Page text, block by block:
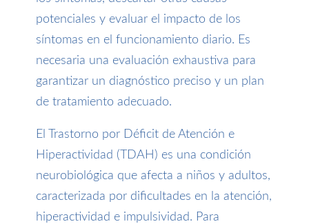
potenciales y evaluar el impacto de los
síntomas en el funcionamiento diario. Es
necesaria una evaluación exhaustiva para
garantizar un diagnóstico preciso y un plan
de tratamiento adecuado.
El Trastorno por Déficit de Atención e
Hiperactividad (TDAH) es una condición
neurobiológica que afecta a niños y adultos,
caracterizada por dificultades en la atención,
hiperactividad e impulsividad. Para